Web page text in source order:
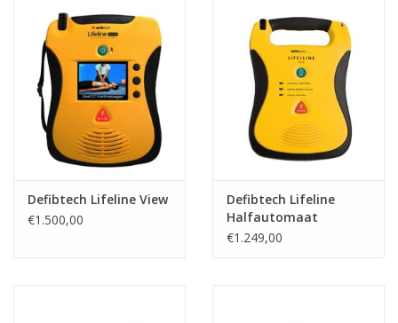
Defibtech Lifeline View
€1.500,00
Defibtech Lifeline
Halfautomaat
€1.249,00